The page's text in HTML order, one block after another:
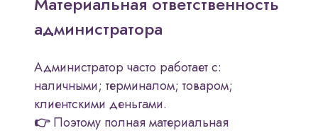
администратора
Администратор часто работает с:
наличными; терминалом; товаром;
клиентскими деньгами.
👉Поэтому полная материальная